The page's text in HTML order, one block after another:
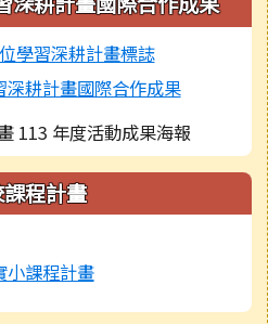
深耕計畫國際合作成果
程計畫
小課程計畫